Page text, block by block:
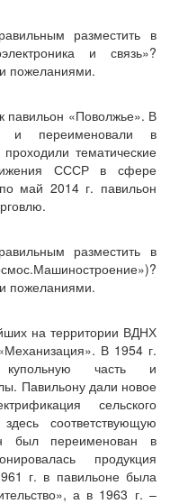
разместить в
и связь»?
пожеланиями.
павильон «Поволжье». В
и переименовали в
тематические
СССР в сфере
май 2014 г. павильон
разместить в
пожеланиями.
на территории ВДНХ
В 1954 г.
часть и
Павильону дали новое
сельского
соответствующую
был переименован в
продукция
г. в павильоне была
а в 1963 г. –